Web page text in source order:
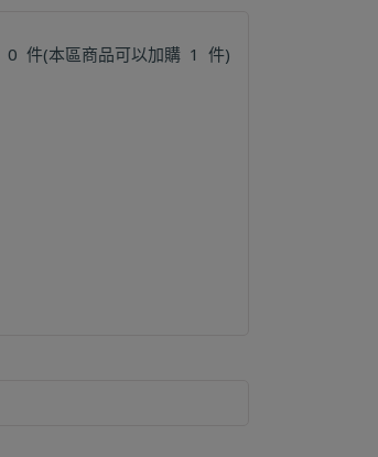
0 件(本區商品可以加購 1 件)